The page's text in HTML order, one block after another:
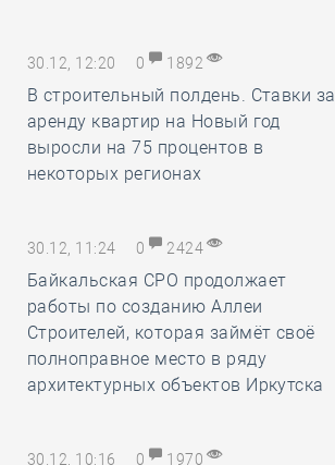
30.12, 12:20 0 1892
В строительный полдень. Ставки за
аренду квартир на Новый год
выросли на 75 процентов в
некоторых регионах
30.12, 11:24 0 2424
Байкальская СРО продолжает
работы по созданию Аллеи
Строителей, которая займёт своё
полноправное место в ряду
архитектурных объектов Иркутска
30.12, 10:16 0 1970